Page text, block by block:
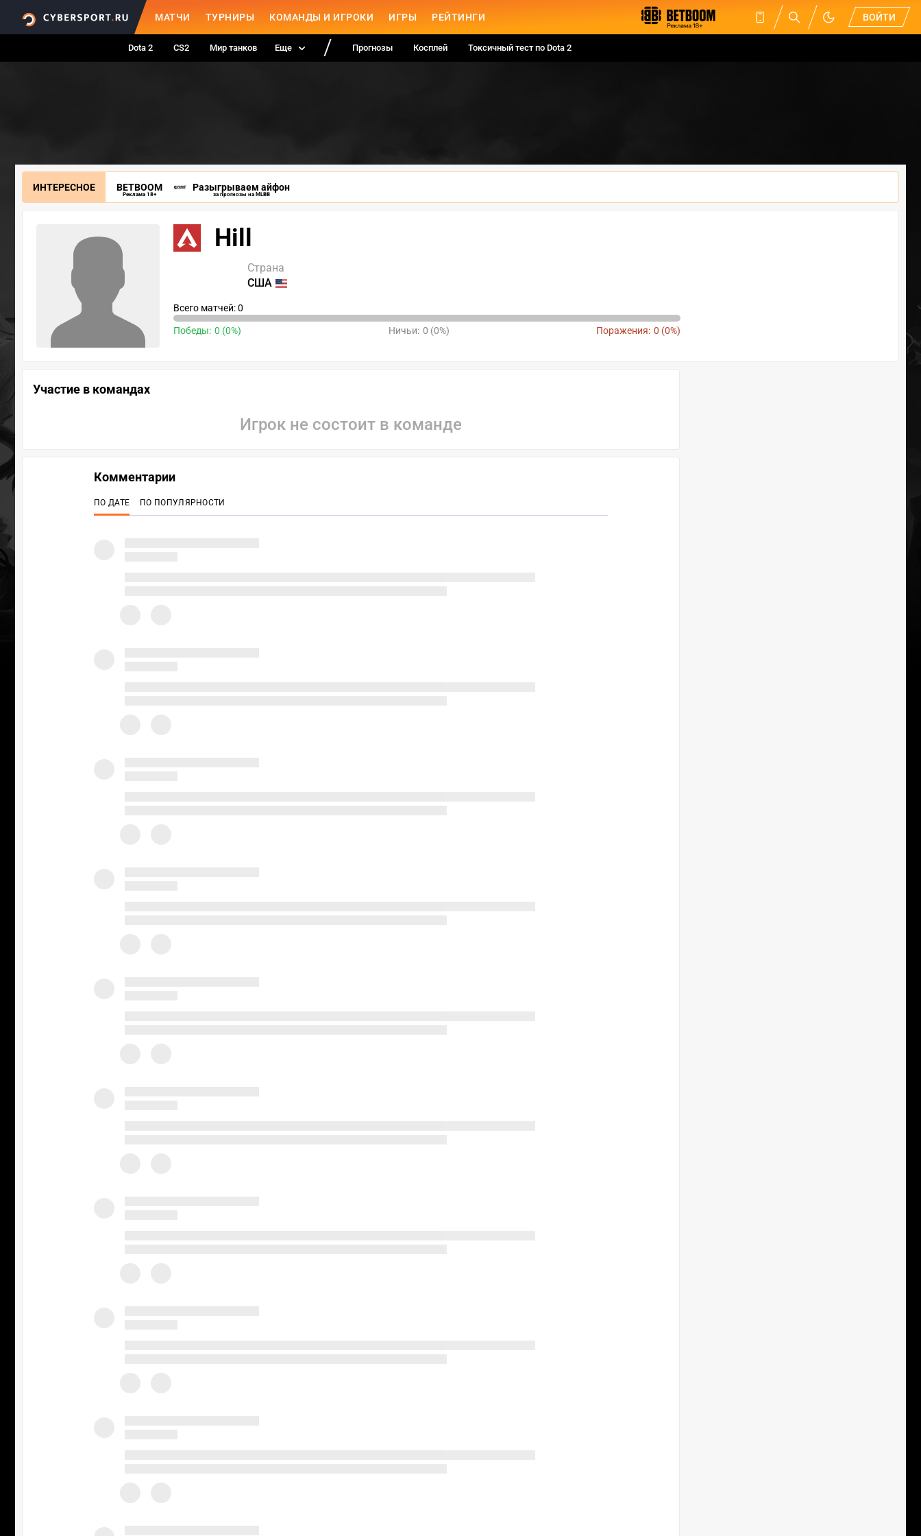
МАТЧИ ТУРНИРЫ КОМАНДЫ И ИГРОКИ ИГРЫ РЕЙТИНГИ ВОЙТИ
Dota 2 CS2 Мир танков Еще Прогнозы Косплей Токсичный тест по Dota 2
ИНТЕРЕСНОЕ BETBOOM
Реклама 18+
Разыгрываем айфон
за прогнозы на MLBB
Hill
Страна
США
Всего матчей: 0
Победы: 0 (0%) Ничьи: 0 (0%) Поражения: 0 (0%)
Участие в командах
Игрок не состоит в команде
Комментарии
ПО ДАТЕ ПО ПОПУЛЯРНОСТИ